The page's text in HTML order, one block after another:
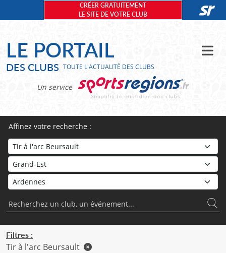
Panneau de gestion des cookies
Affinez votre recherche :
Filtres :
Tir à l'arc Beursault
LE PORTAIL
DES CLUBS TOUTE L'ACTUALITÉ DES CLUBS
Un service
CRÉER GRATUITEMENT
LE SITE DE VOTRE CLUB